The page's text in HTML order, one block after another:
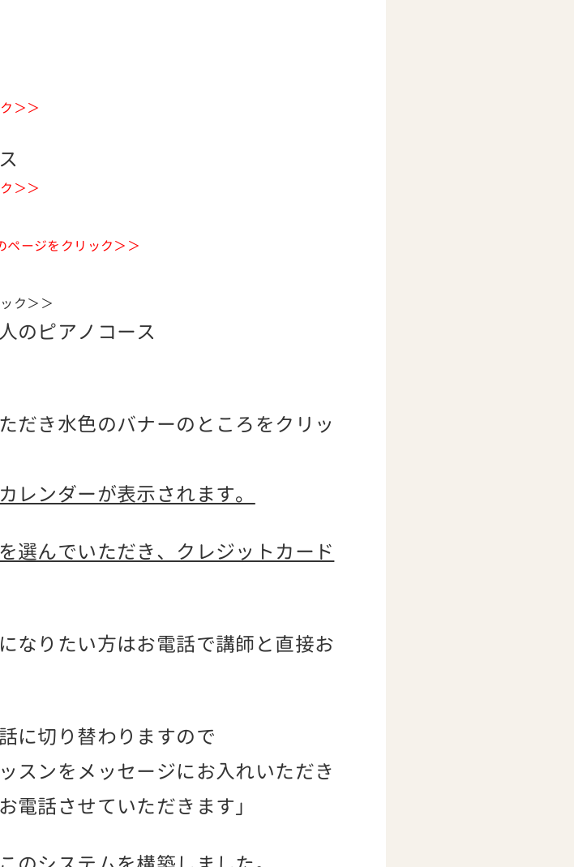
＞＞
＞＞
ージをクリック＞＞
ク＞＞
のピアノコース
だき水色のバナーのところをクリッ
レンダーが表示されます。
選んでいただき、クレジットカード
なりたい方はお電話で講師と直接お
に切り替わりますので
スンをメッセージにお入れいただき
電話させていただきます」